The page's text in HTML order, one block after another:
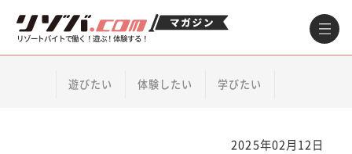
リゾートバイトで働く！遊ぶ！体験する！
遊びたい 体験したい 学びたい
2025年02月12日